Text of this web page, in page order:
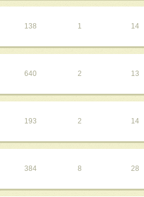
138 1 14
640 2 13
193 2 14
384 8 28